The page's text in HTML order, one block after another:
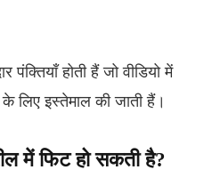
पंक्तियाँ होती हैं जो वीडियो में
लिए इस्तेमाल की जाती हैं।
में फिट हो सकती है?